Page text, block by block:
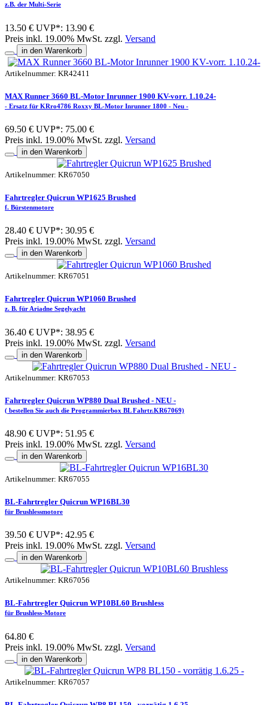
z.B. der Multi-Serie
13.50 € UVP*: 13.90 €
Preis inkl. 19.00% MwSt. zzgl. Versand
in den Warenkorb
Artikelnummer: KR42411
MAX Runner 3660 BL-Motor Inrunner 1900 KV-vorr. 1.10.24-
- Ersatz für KRro4786 Roxxy BL-Motor Inrunner 1800 - Neu -
69.50 € UVP*: 75.00 €
Preis inkl. 19.00% MwSt. zzgl. Versand
in den Warenkorb
Artikelnummer: KR67050
Fahrtregler Quicrun WP1625 Brushed
f. Bürstenmotore
28.40 € UVP*: 30.95 €
Preis inkl. 19.00% MwSt. zzgl. Versand
in den Warenkorb
Artikelnummer: KR67051
Fahrtregler Quicrun WP1060 Brushed
z. B. für Ariadne Segelyacht
36.40 € UVP*: 38.95 €
Preis inkl. 19.00% MwSt. zzgl. Versand
in den Warenkorb
Artikelnummer: KR67053
Fahrtregler Quicrun WP880 Dual Brushed - NEU -
( bestellen Sie auch die Programmierbox BL Fahrtr.KR67069)
48.90 € UVP*: 51.95 €
Preis inkl. 19.00% MwSt. zzgl. Versand
in den Warenkorb
Artikelnummer: KR67055
BL-Fahrtregler Quicrun WP16BL30
für Brushlessmotore
39.50 € UVP*: 42.95 €
Preis inkl. 19.00% MwSt. zzgl. Versand
in den Warenkorb
Artikelnummer: KR67056
BL-Fahrtregler Quicrun WP10BL60 Brushless
für Brushless-Motore
64.80 €
Preis inkl. 19.00% MwSt. zzgl. Versand
in den Warenkorb
Artikelnummer: KR67057